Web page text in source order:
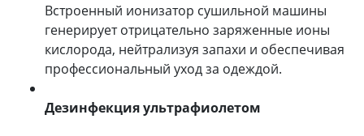
Встроенный ионизатор сушильной машины
генерирует отрицательно заряженные ионы
кислорода, нейтрализуя запахи и обеспечивая
профессиональный уход за одеждой.
Дезинфекция ультрафиолетом